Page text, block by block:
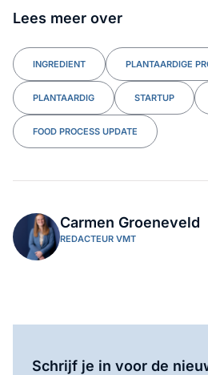
Lees meer over
INGREDIENT PLANTAARDIGE
PLANTAARDIG STARTUP
FOOD PROCESS UPDATE
Carmen Groeneveld
REDACTEUR VMT
Schrijf je in voor de